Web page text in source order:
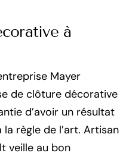
à
Mayer
de clôture décorative
d’avoir un résultat
règle de l’art. Artisan
veille au bon